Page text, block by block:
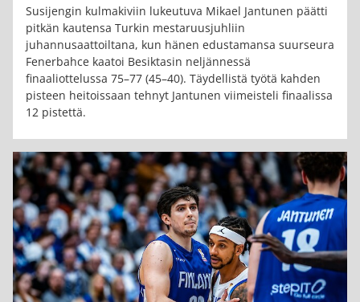
Susijengin kulmakiviin lukeutuva Mikael Jantunen päätti
pitkän kautensa Turkin mestaruusjuhliin
juhannusaattoiltana, kun hänen edustamansa suurseura
Fenerbahce kaatoi Besiktasin neljännessä
finaaliottelussa 75–77 (45–40). Täydellistä työtä kahden
pisteen heitoissaan tehnyt Jantunen viimeisteli finaalissa
12 pistettä.